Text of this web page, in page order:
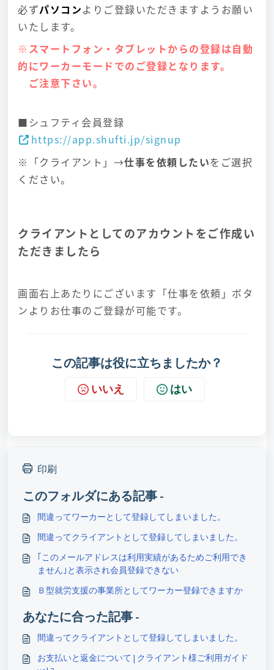
必ずパソコンよりご登録いただきますようお願い
いたします。
※スマートフォン・タブレットからの登録は自動
的にワーカーモードでのご登録となります。
ご注意下さい。
■シュフティ会員登録
https://app.shufti.jp/signup
※「クライアント」→仕事を依頼したいをご選択
ください。
クライアントとしてのアカウントをご作成い
ただきましたら
画面右上あたりにございます「仕事を依頼」ボタ
ンよりお仕事のご登録が可能です。
この記事は役に立ちましたか？
いいえ はい
印刷
このフォルダにある記事 -
間違ってワーカーとして登録してしまいました。
間違ってクライアントとして登録してしまいました。
｢このメールアドレスは利用実績があるためご利用でき
ません｣と表示され会員登録できない
Ｂ型就労支援の事業所としてワーカー登録できますか
あなたに合った記事 -
間違ってクライアントとして登録してしまいました。
お支払いと返金について | クライアント様ご利用ガイド